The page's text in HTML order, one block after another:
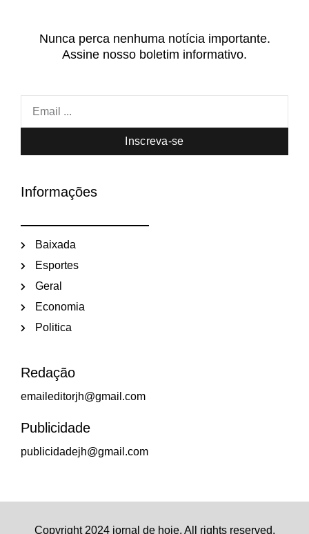
Nunca perca nenhuma notícia importante.
Assine nosso boletim informativo.
Inscreva-se
Informações
Baixada
Esportes
Geral
Economia
Politica
Redação
emaileditorjh@gmail.com
Publicidade
publicidadejh@gmail.com
Copyright 2024 jornal de hoje. All rights reserved.